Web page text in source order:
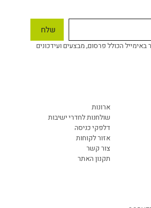
הכולל פרסום, מבצעים ועידכונים
ארונות
שולחנות לחדרי ישיבות
דלפקי כניסה
אזור לקוחות
צור קשר
תקנון האתר